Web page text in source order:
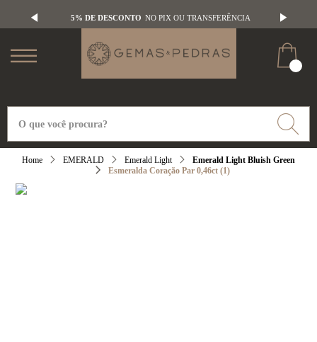
5% DE DESCONTO NO PIX OU TRANSFERÊNCIA
EMERALD Emerald Light
Emerald Light Bluish Green
Esmeralda Coração Par 0,46ct (1)